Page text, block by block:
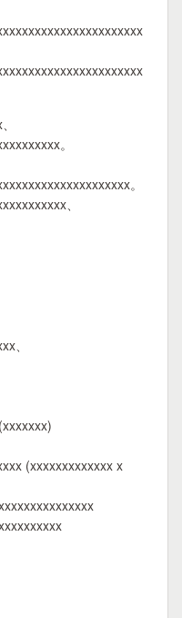
。
。
、
、
(xxxxxxxxxxxxx x